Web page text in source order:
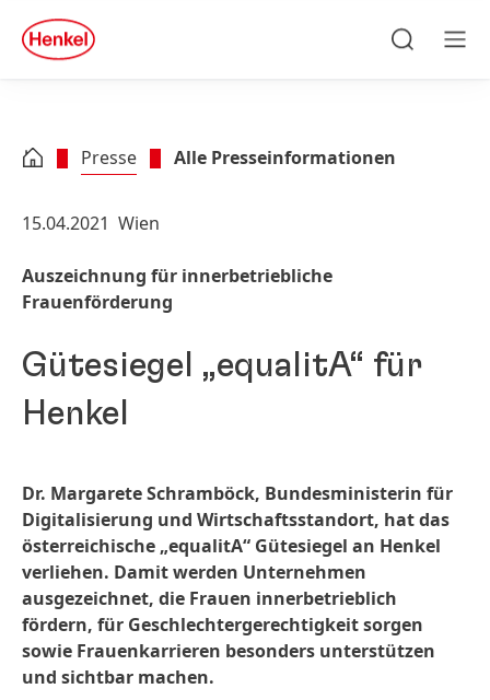
Zu Footer springen
quick
search
Presse Alle Presseinformationen
15.04.2021 Wien
Auszeichnung für innerbetriebliche
Frauenförderung
Gütesiegel „equalitA“ für
Henkel
Dr. Margarete Schramböck, Bundesministerin für
Digitalisierung und Wirtschaftsstandort, hat das
österreichische „equalitA“ Gütesiegel an Henkel
verliehen. Damit werden Unternehmen
ausgezeichnet, die Frauen innerbetrieblich
fördern, für Geschlechtergerechtigkeit sorgen
sowie Frauenkarrieren besonders unterstützen
und sichtbar machen.